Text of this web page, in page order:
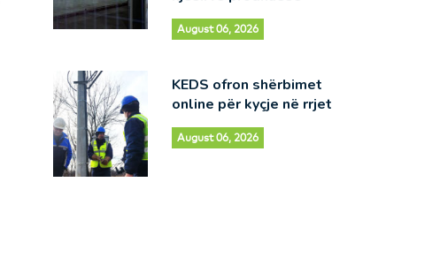
August 06, 2026
KEDS ofron shërbimet
online për kyçje në rrjet
August 06, 2026